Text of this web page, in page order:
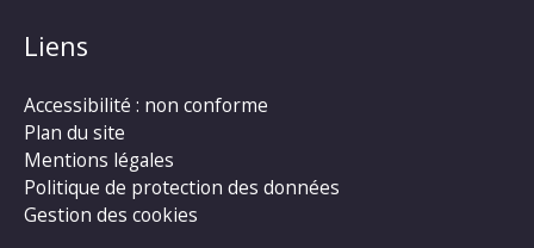
Liens
Accessibilité : non conforme
Plan du site
Mentions légales
Politique de protection des données
Gestion des cookies